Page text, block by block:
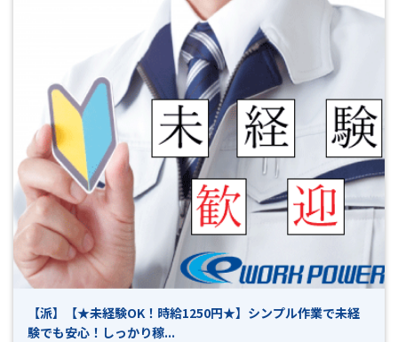
【派】【★未経験OK！時給1250円★】シンプル作業で未経
験でも安心！しっかり稼...